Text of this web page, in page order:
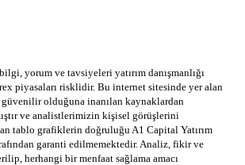
yorum ve tavsiyeleri yatırım danışmanlığı
piyasaları risklidir. Bu internet sitesinde yer alan
olduğuna inanılan kaynaklardan
ve analistlerimizin kişisel görüşlerini
tablo grafiklerin doğruluğu A1 Capital Yatırım
garanti edilmemektedir. Analiz, fikir ve
herhangi bir menfaat sağlama amacı